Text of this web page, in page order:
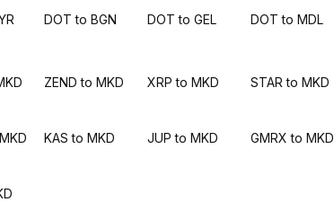
DOT to BGN DOT to GEL DOT to MDL
ZEND to MKD XRP to MKD STAR to MKD
KAS to MKD JUP to MKD GMRX to MKD